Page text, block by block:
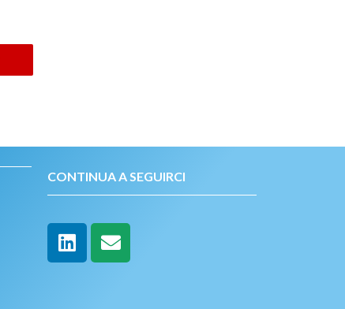
CONTINUA A SEGUIRCI